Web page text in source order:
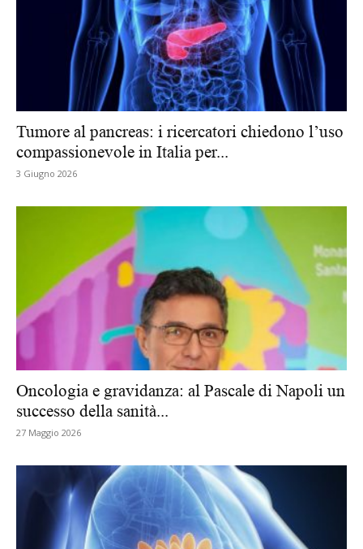
Tumore al pancreas: i ricercatori chiedono l’uso
compassionevole in Italia per...
3 Giugno 2026
Oncologia e gravidanza: al Pascale di Napoli un
successo della sanità...
27 Maggio 2026